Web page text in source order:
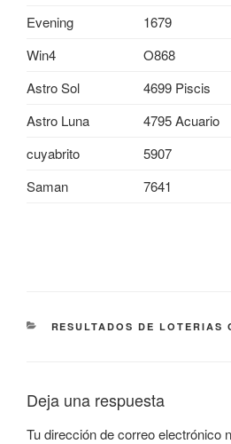
Evening
1679
Win4
O868
Astro Sol
4699 Piscis
Astro Luna
4795 Acuario
cuyabrito
5907
Saman
7641
CATEGORÍAS
RESULTADOS DE LOTERIAS
Deja una respuesta
Tu dirección de correo electrónico